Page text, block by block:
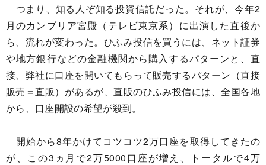
つまり、知る人ぞ知る投資信託だった。それが、今年2
月のカンブリア宮殿（テレビ東京系）に出演した直後か
ら、流れが変わった。ひふみ投信を買うには、ネット証券
や地方銀行などの金融機関から購入するパターンと、直
接、弊社に口座を開いてもらって販売するパターン（直接
販売＝直販）があるが、直販のひふみ投信には、全国各地
から、口座開設の希望が殺到。
開始から8年かけてコツコツ2万口座を取得してきたの
が、この3ヵ月で2万5000口座が増え、トータルで4万